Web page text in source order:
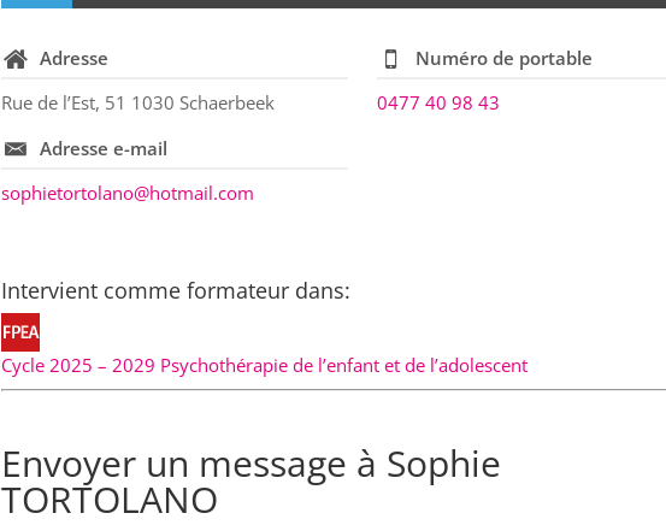
Adresse
Rue de l’Est, 51 1030 Schaerbeek
Adresse e-mail
sophietortolano@hotmail.com
Numéro de portable
0477 40 98 43
Intervient comme formateur dans:
Cycle 2025 – 2029 Psychothérapie de l’enfant et de l’adolescent
Envoyer un message à Sophie
TORTOLANO